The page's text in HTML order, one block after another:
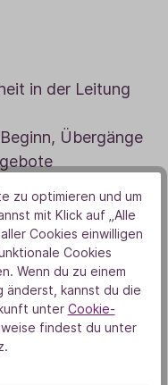
in der Leitung
Übergänge
Prozesse
für eine spürbar
zu optimieren und um
mit Klick auf „Alle
Cookies einwilligen
Cookies
Wenn du zu einem
änderst, kannst du die
unter Cookie-
findest du unter